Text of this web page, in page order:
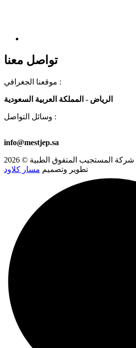
تواصل معنا
موقعنا الجغرافي :
الرياض - المملكة العربية السعودية
وسائل التواصل :
info@mestjep.sa
شركة المستجيب المتفوق الطبية © 2026
تطوير وتصميم مسار كلاود